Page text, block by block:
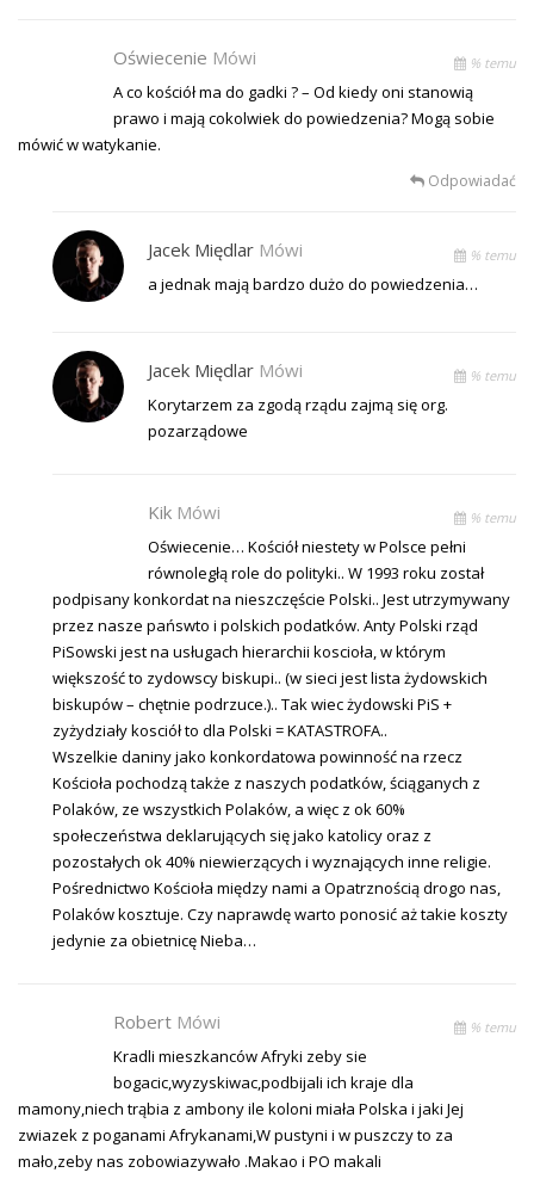
Oświecenie Mówi % temu
A co kościół ma do gadki ? – Od kiedy oni stanowią
prawo i mają cokolwiek do powiedzenia? Mogą sobie
mówić w watykanie.
Odpowiadać
Jacek Międlar Mówi % temu
a jednak mają bardzo dużo do powiedzenia…
Jacek Międlar Mówi % temu
Korytarzem za zgodą rządu zajmą się org.
pozarządowe
Kik Mówi % temu
Oświecenie… Kościół niestety w Polsce pełni
równoległą role do polityki.. W 1993 roku został
podpisany konkordat na nieszczęście Polski.. Jest utrzymywany
przez nasze pańswto i polskich podatków. Anty Polski rząd
PiSowski jest na usługach hierarchii koscioła, w którym
większość to zydowscy biskupi.. (w sieci jest lista żydowskich
biskupów – chętnie podrzuce.).. Tak wiec żydowski PiS +
zyżydziały kosciół to dla Polski = KATASTROFA..
Wszelkie daniny jako konkordatowa powinność na rzecz
Kościoła pochodzą także z naszych podatków, ściąganych z
Polaków, ze wszystkich Polaków, a więc z ok 60%
społeczeństwa deklarujących się jako katolicy oraz z
pozostałych ok 40% niewierzących i wyznających inne religie.
Pośrednictwo Kościoła między nami a Opatrznością drogo nas,
Polaków kosztuje. Czy naprawdę warto ponosić aż takie koszty
jedynie za obietnicę Nieba…
Robert Mówi % temu
Kradli mieszkanców Afryki zeby sie
bogacic,wyzyskiwac,podbijali ich kraje dla
mamony,niech trąbia z ambony ile koloni miała Polska i jaki Jej
zwiazek z poganami Afrykanami,W pustyni i w puszczy to za
mało,zeby nas zobowiazywało .Makao i PO makali